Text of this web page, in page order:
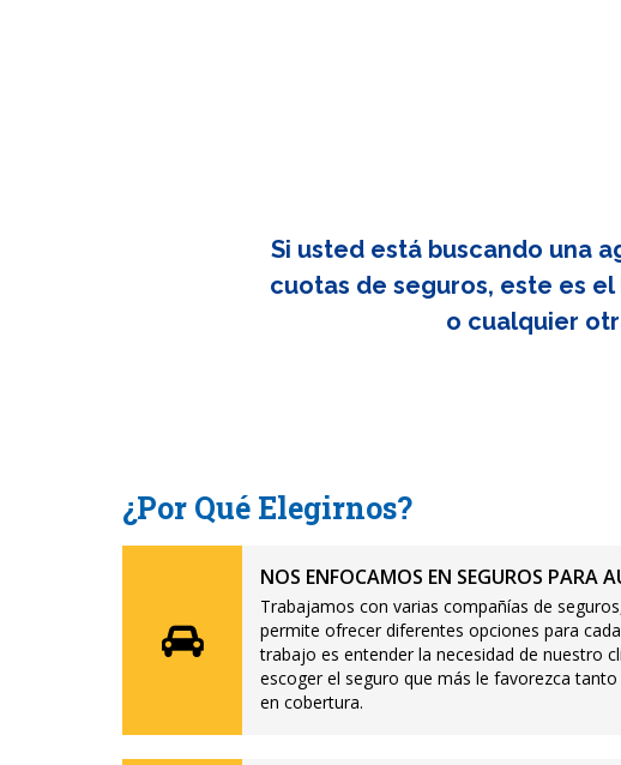
Si usted está buscando una
cuotas de seguros, este es
o cualquier
¿Por Qué Elegirnos?
NOS ENFOCAMOS EN SEGUROS PARA
Trabajamos con varias compañías de
permite ofrecer diferentes opciones para
trabajo es entender la necesidad de nuestro
escoger el seguro que más le favorezca
en cobertura.